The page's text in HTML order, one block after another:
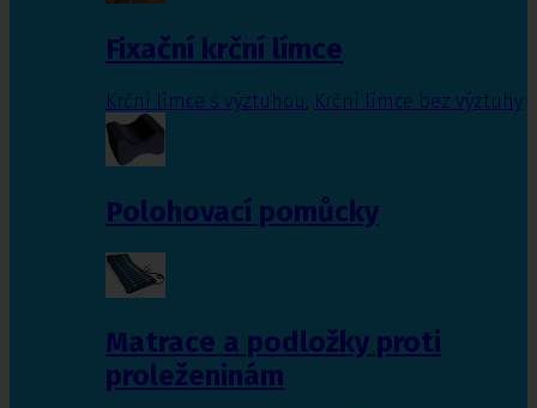
Fixační krční límce
Krční límce s výztuhou Krční límce bez výztuhy
Polohovací pomůcky
Matrace a podložky proti
proleženinám